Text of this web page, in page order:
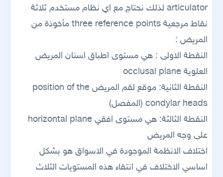
articulator لذلك نحتاج مع اي نظام مستخدم ثلاثة
نقاط مرجعية three reference points مأخوذة من
المريض :
النقطة الاولى : هي مستوى اطباق اسنان المريض
العلوية occlusal plane
النقطة الثانية: موقع لقم المريض position of the
condylar heads (المفصل)
النقطة الثالثة: هي مستوى افقي horizontal plane
على وجه المريض
اختلاف الانظمة الموجودة في الاسواق هو بشكل
اساسي الاختلاف في انتقاء هذه المستويات الثلاث